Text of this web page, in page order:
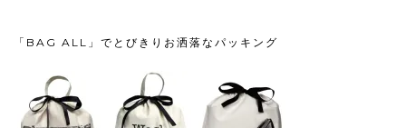
「BAG ALL」でとびきりお洒落なパッキング